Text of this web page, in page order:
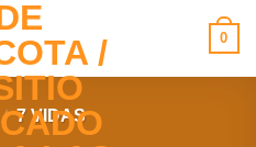
0
/ 7 VIDAS